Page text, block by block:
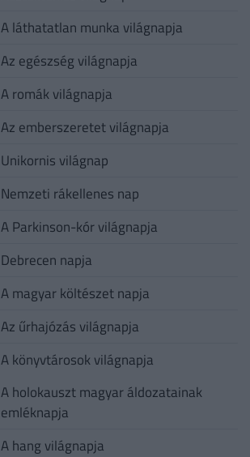
A láthatatlan munka világnapja
Az egészség világnapja
A romák világnapja
Az emberszeretet világnapja
Unikornis világnap
Nemzeti rákellenes nap
A Parkinson-kór világnapja
Debrecen napja
A magyar költészet napja
Az űrhajózás világnapja
A könyvtárosok világnapja
A holokauszt magyar áldozatainak
emléknapja
A hang világnapja